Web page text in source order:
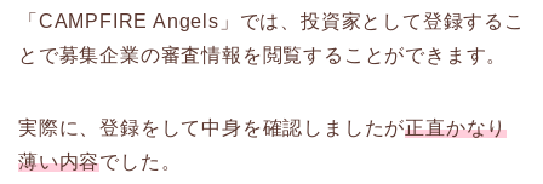
「CAMPFIRE Angels」では、投資家として登録するこ
とで募集企業の審査情報を閲覧することができます。
実際に、登録をして中身を確認しましたが正直かなり
薄い内容でした。